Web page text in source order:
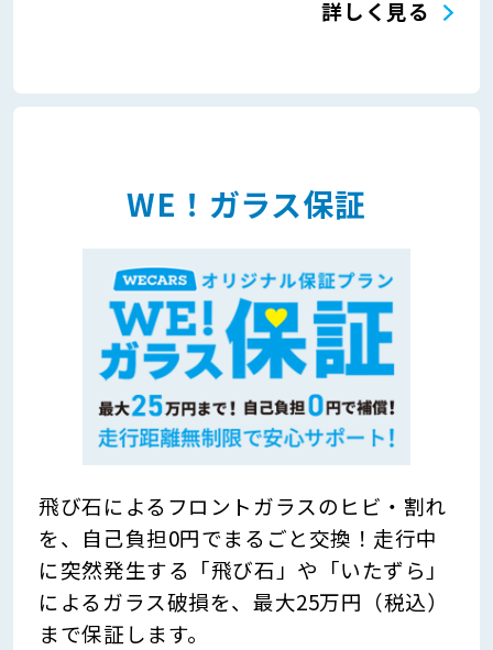
詳しく見る
WE！ガラス保証
飛び石によるフロントガラスのヒビ・割れ
を、自己負担0円でまるごと交換！走行中
に突然発生する「飛び石」や「いたずら」
によるガラス破損を、最大25万円（税込）
まで保証します。